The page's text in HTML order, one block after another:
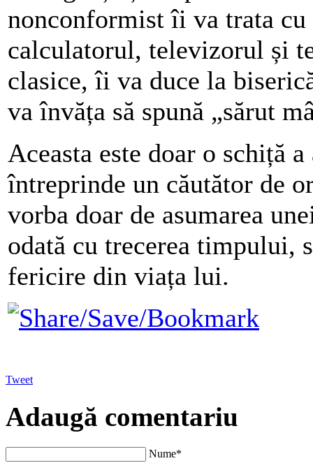
nonconformist îi va trata
calculatorul, televizorul și
clasice, îi va duce la
va învăța să spună „sărut
Aceasta este doar o schiță
întreprinde un căutător de
vorba doar de asumarea
odată cu trecerea timpului,
fericire din viața lui.
Tweet
Adaugă comentariu
Nume*